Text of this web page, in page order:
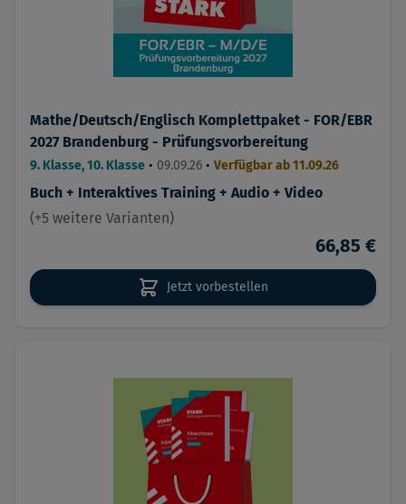
Mathe/Deutsch/Englisch Komplettpaket - FOR/EBR
2027 Brandenburg - Prüfungsvorbereitung
9. Klasse, 10. Klasse • 09.09.26 • Verfügbar ab 11.09.26
Buch + Interaktives Training + Audio + Video
(+5 weitere Varianten)
66,85 €
Jetzt vorbestellen